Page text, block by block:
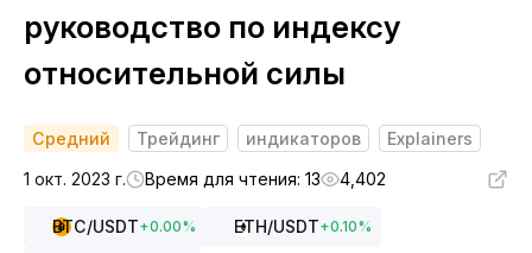
руководство по индексу
относительной силы
Средний Трейдинг индикаторов
Explainers
1 окт. 2023 г.
Время для чтения: 13 4,402
BTC/USDT+0.00% ETH/USDT+0.10%